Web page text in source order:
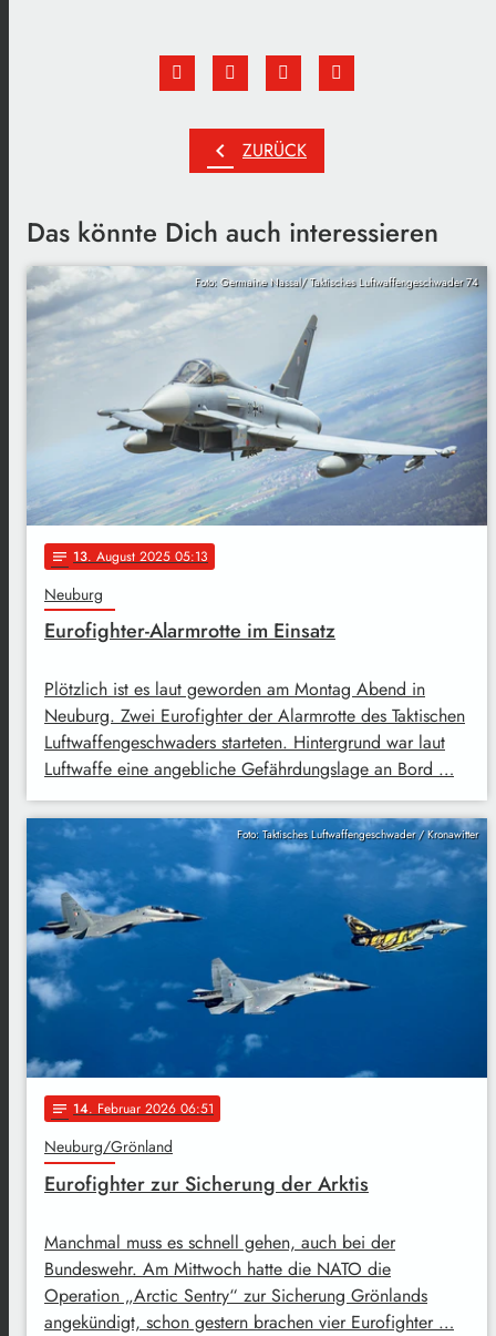
chevron_left ZURÜCK
Das könnte Dich auch interessieren
Foto: Germaine Nassal/ Taktisches Luftwaffengeschwader 74
notes 13. August 2025 05:13
Neuburg
Eurofighter-Alarmrotte im Einsatz
Plötzlich ist es laut geworden am Montag Abend in
Neuburg. Zwei Eurofighter der Alarmrotte des Taktischen
Luftwaffengeschwaders starteten. Hintergrund war laut
Luftwaffe eine angebliche Gefährdungslage an Bord …
Foto: Taktisches Luftwaffengeschwader / Kronawitter
notes 14. Februar 2026 06:51
Neuburg/Grönland
Eurofighter zur Sicherung der Arktis
Manchmal muss es schnell gehen, auch bei der
Bundeswehr. Am Mittwoch hatte die NATO die
Operation „Arctic Sentry“ zur Sicherung Grönlands
angekündigt, schon gestern brachen vier Eurofighter …